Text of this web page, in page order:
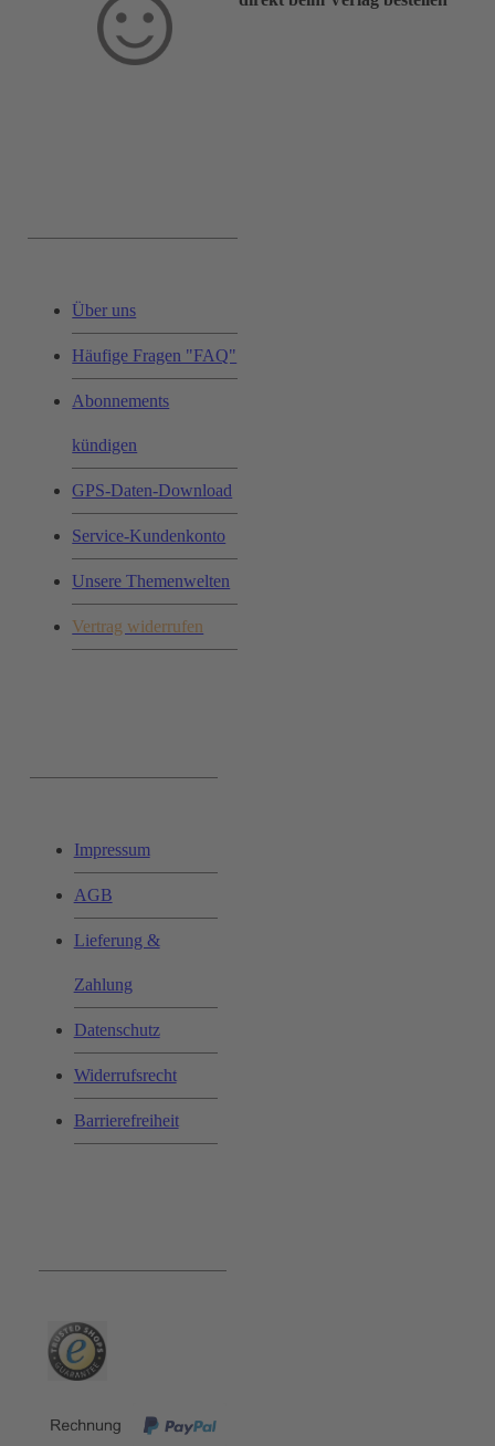
Über uns
Häufige Fragen "FAQ"
Abonnements
kündigen
GPS-Daten-Download
Service-Kundenkonto
Unsere Themenwelten
Vertrag widerrufen
Impressum
AGB
Lieferung &
Zahlung
Datenschutz
Widerrufsrecht
Barrierefreiheit